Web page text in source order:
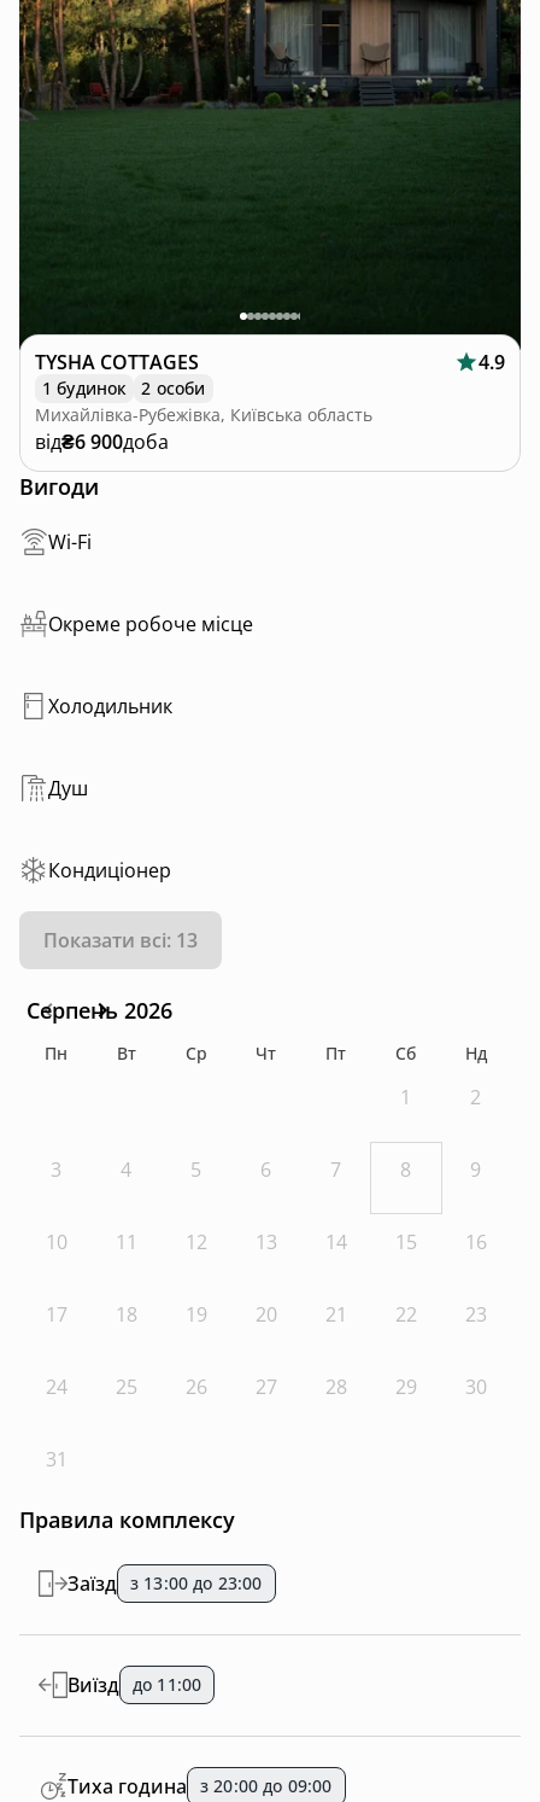
TYSHA COTTAGES 4.9
1 будинок
2 особи
Михайлівка-Рубежівка, Київська область
від₴6 900доба
Вигоди
Wi-Fi
Окреме робоче місце
Холодильник
Душ
Кондиціонер
Показати всі: 13
Серпень 2026
Пн Вт Ср Чт Пт Сб Нд
1 2
3 4 5 6 7 8 9
10 11 12 13 14 15 16
17 18 19 20 21 22 23
24 25 26 27 28 29 30
31
Правила комплексу
Заїзд з 13:00 до 23:00
Виїзд до 11:00
Тиха година з 20:00 до 09:00